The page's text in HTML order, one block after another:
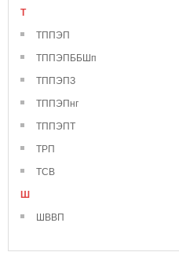
Т
ТППЭП
ТППЭПББШп
ТППЭПЗ
ТППЭПнг
ТППЭПТ
ТРП
ТСВ
Ш
ШВВП